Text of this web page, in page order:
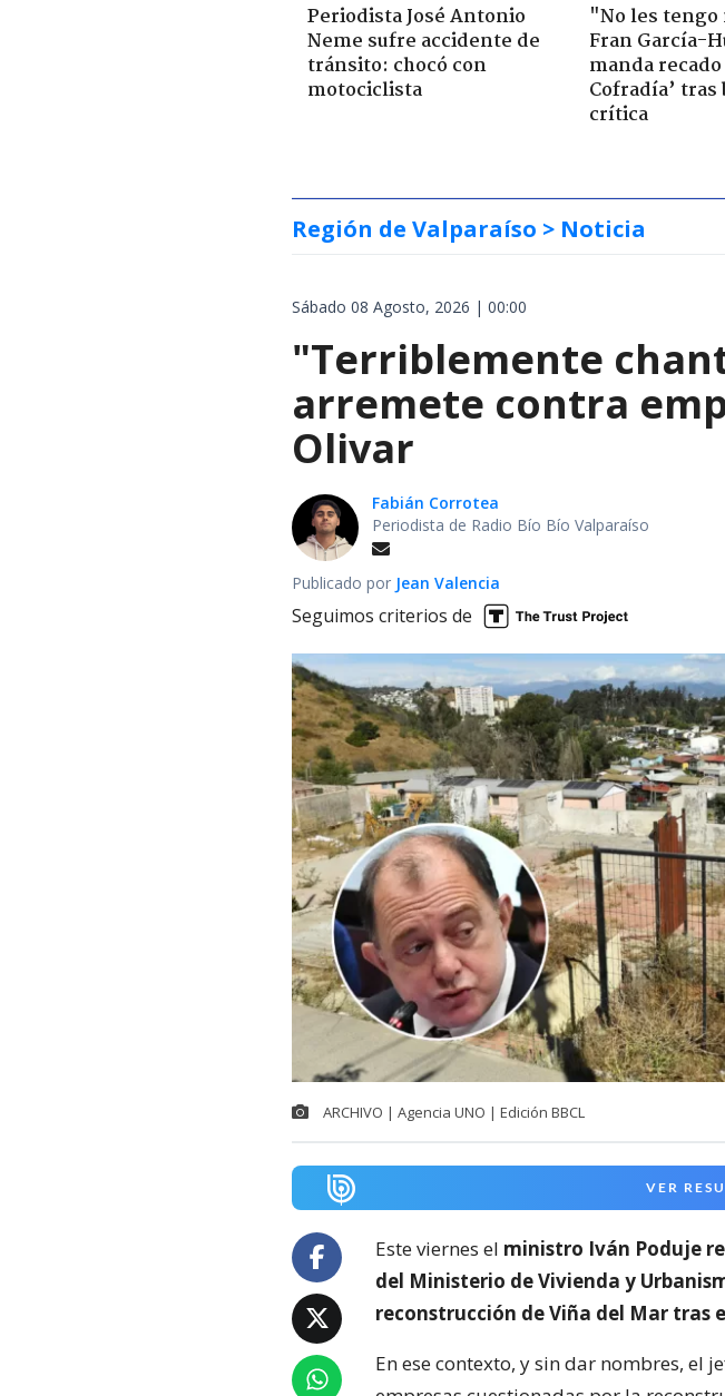
Periodista José Antonio
Neme sufre accidente de
tránsito: chocó con
motociclista
"No les
Fran García-
manda recado
Cofradía’
crítica
Región de Valparaíso > Noticia
Sábado 08 Agosto, 2026 | 00:00
"Terriblemente
arremete contra
Olivar
Fabián Corrotea
Periodista de Radio Bío Bío Valparaíso
Publicado por Jean Valencia
Seguimos criterios de
ARCHIVO | Agencia UNO | Edición BBCL
VER
Este viernes el ministro Iván Poduje
del Ministerio de Vivienda y
reconstrucción de Viña del Mar tras
En ese contexto, y sin dar nombres, el